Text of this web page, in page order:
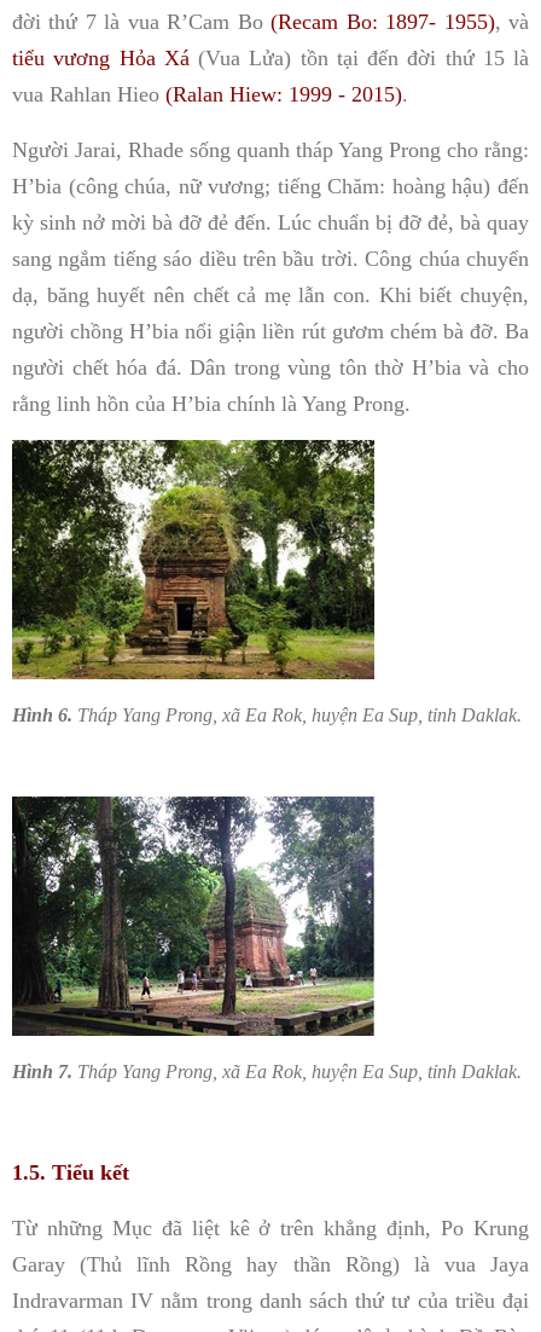
đời thứ 7 là vua R’Cam Bo(Recam Bo: 1897- 1955), và
tiểu vương Hỏa Xá (Vua Lửa) tồn tại đến đời thứ 15 là
vua Rahlan Hieo (Ralan Hiew: 1999 - 2015).
Người Jarai, Rhade sống quanh tháp Yang Prong cho rằng:
H’bia (công chúa, nữ vương; tiếng Chăm: hoàng hậu) đến
kỳ sinh nở mời bà đỡ đẻ đến. Lúc chuẩn bị đỡ đẻ, bà quay
sang ngắm tiếng sáo diều trên bầu trời. Công chúa chuyển
dạ, băng huyết nên chết cả mẹ lẫn con. Khi biết chuyện,
người chồng H’bia nổi giận liền rút gươm chém bà đỡ. Ba
người chết hóa đá. Dân trong vùng tôn thờ H’bia và cho
rằng linh hồn của H’bia chính là Yang Prong.
Hình 6. Tháp Yang Prong, xã Ea Rok, huyện Ea Sup, tỉnh Daklak.
Hình 7. Tháp Yang Prong, xã Ea Rok, huyện Ea Sup, tỉnh Daklak.
1.5. Tiểu kết
Từ những Mục đã liệt kê ở trên khẳng định, Po Krung
Garay (Thủ lĩnh Rồng hay thần Rồng) là vua Jaya
Indravarman IV nằm trong danh sách thứ tư của triều đại